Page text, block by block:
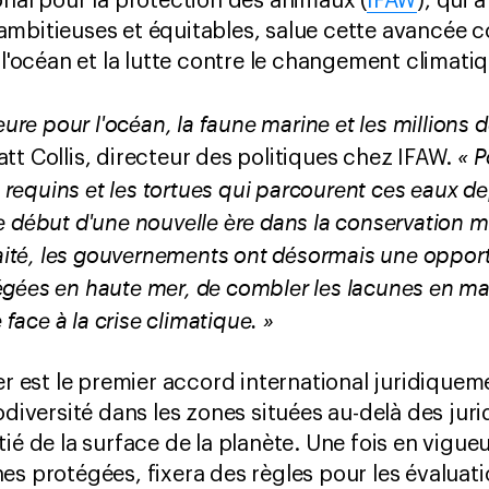
et équitables, salue cette avancée
et la lutte contre le changement
pour l'océan, la faune marine et les millions
Collis, directeur des politiques chez IFAW. «
et les tortues qui parcourent ces eaux
début d'une nouvelle ère dans la conservation
les gouvernements ont désormais une
en haute mer, de combler les lacunes en
à la crise climatique. »
est le premier accord international
dans les zones situées au-delà des
de la surface de la planète. Une fois en
protégées, fixera des règles pour les